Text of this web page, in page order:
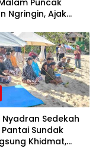
Puncak
Ngringin, Ajak
Nyadran Sedekah
Sundak
Khidmat,